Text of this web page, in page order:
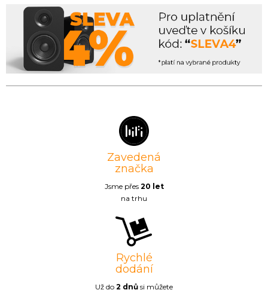
Zavedená
značka
Jsme přes 20 let
na trhu
Rychlé
dodání
Už do 2 dnů si můžete